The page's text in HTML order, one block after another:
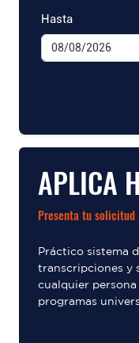
Hasta
APLICA
Presenta tu
Práctico sistema
transcripciones y
cualquier
programas